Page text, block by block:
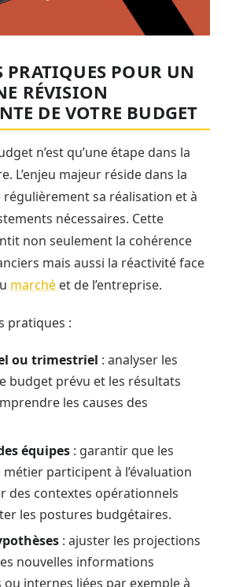
PRATIQUES POUR UN
RÉVISION
DE VOTRE BUDGET
n’est qu’une étape dans la
L’enjeu majeur réside dans la
régulièrement sa réalisation et à
nécessaires. Cette
non seulement la cohérence
mais aussi la réactivité face
marché et de l’entreprise.
pratiques :
ou trimestriel : analyser les
budget prévu et les résultats
les causes des
équipes : garantir que les
participent à l’évaluation
des contextes opérationnels
les postures budgétaires.
: ajuster les projections
nouvelles informations
internes liées par exemple à